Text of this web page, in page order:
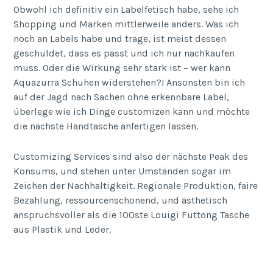
Obwohl ich definitiv ein Labelfetisch habe, sehe ich
Shopping und Marken mittlerweile anders. Was ich
noch an Labels habe und trage, ist meist dessen
geschuldet, dass es passt und ich nur nachkaufen
muss. Oder die Wirkung sehr stark ist – wer kann
Aquazurra Schuhen widerstehen?! Ansonsten bin ich
auf der Jagd nach Sachen ohne erkennbare Label,
überlege wie ich Dinge customizen kann und möchte
die nächste Handtasche anfertigen lassen.
Customizing Services sind also der nächste Peak des
Konsums, und stehen unter Umständen sogar im
Zeichen der Nachhaltigkeit. Regionale Produktion, faire
Bezahlung, ressourcenschonend, und ästhetisch
anspruchsvoller als die 100ste Louigi Futtong Tasche
aus Plastik und Leder.